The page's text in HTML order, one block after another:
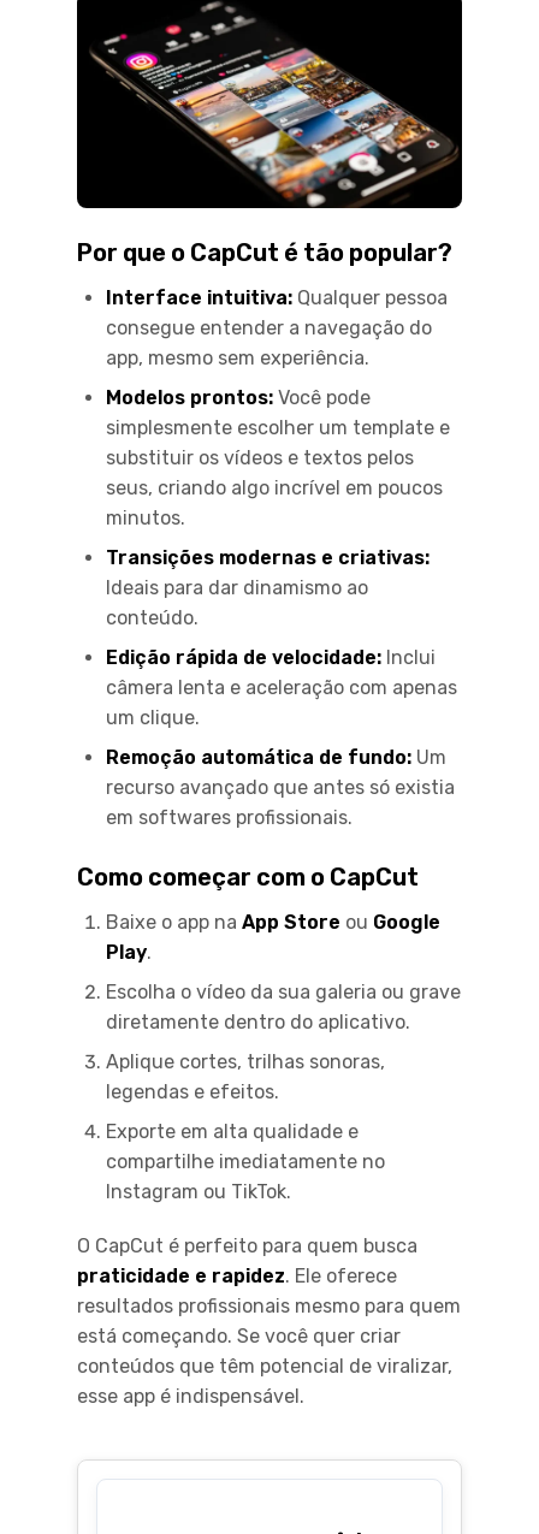
Por que o CapCut é tão popular?
Interface intuitiva: Qualquer pessoa
consegue entender a navegação do
app, mesmo sem experiência.
Modelos prontos: Você pode
simplesmente escolher um template e
substituir os vídeos e textos pelos
seus, criando algo incrível em poucos
minutos.
Transições modernas e criativas:
Ideais para dar dinamismo ao
conteúdo.
Edição rápida de velocidade: Inclui
câmera lenta e aceleração com apenas
um clique.
Remoção automática de fundo: Um
recurso avançado que antes só existia
em softwares profissionais.
Como começar com o CapCut
Baixe o app na App Store ou Google
Play.
Escolha o vídeo da sua galeria ou grave
diretamente dentro do aplicativo.
Aplique cortes, trilhas sonoras,
legendas e efeitos.
Exporte em alta qualidade e
compartilhe imediatamente no
Instagram ou TikTok.
O CapCut é perfeito para quem busca
praticidade e rapidez. Ele oferece
resultados profissionais mesmo para quem
está começando. Se você quer criar
conteúdos que têm potencial de viralizar,
esse app é indispensável.